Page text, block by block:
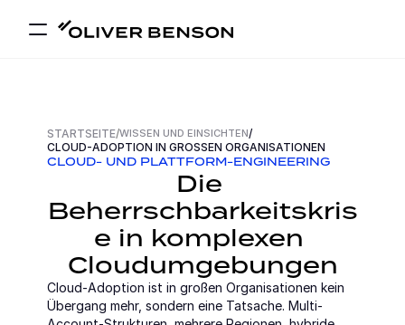
STARTSEITE/WISSEN UND EINSICHTEN/
CLOUD-ADOPTION IN GROSSEN ORGANISATIONEN
CLOUD- UND PLATTFORM-ENGINEERING
Die
Beherrschbarkeitskris
e in komplexen
Cloudumgebungen
Cloud-Adoption ist in großen Organisationen kein
Übergang mehr, sondern eine Tatsache. Multi-